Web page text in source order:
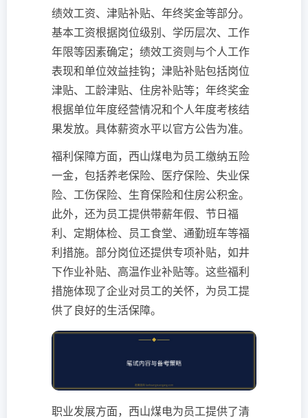
绩效工资、津贴补贴、年终奖金等部分。
基本工资根据岗位级别、学历层次、工作
年限等因素确定；绩效工资则与个人工作
表现和单位效益挂钩；津贴补贴包括岗位
津贴、工龄津贴、住房补贴等；年终奖金
根据单位年度经营情况和个人年度考核结
果发放。具体薪资水平以官方公告为准。
福利保障方面，西山煤电为员工缴纳五险
一金，包括养老保险、医疗保险、失业保
险、工伤保险、生育保险和住房公积金。
此外，还为员工提供带薪年假、节日福
利、定期体检、员工食堂、通勤班车等福
利措施。部分岗位还提供专项补贴，如井
下作业补贴、高温作业补贴等。这些福利
措施体现了企业对员工的关怀，为员工提
供了良好的生活保障。
职业发展方面，西山煤电为员工提供了清